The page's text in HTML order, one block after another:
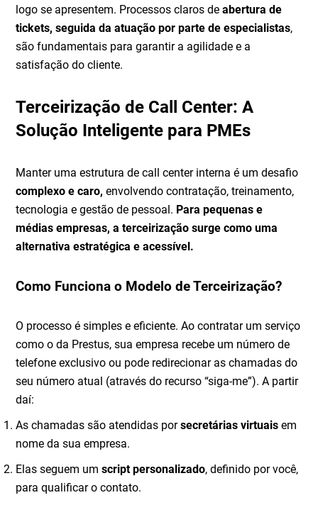
logo se apresentem. Processos claros deabertura de
tickets, seguida da atuação por parte de especialistas,
são fundamentais para garantir a agilidade e a
satisfação do cliente.
Terceirização de Call Center: A
Solução Inteligente para PMEs
Manter uma estrutura de call center interna é um desafio
complexo e caro, envolvendo contratação, treinamento,
tecnologia e gestão de pessoal. Para pequenas e
médias empresas, a terceirização surge como uma
alternativa estratégica e acessível.
Como Funciona o Modelo de Terceirização?
O processo é simples e eficiente. Ao contratar um serviço
como o da Prestus, sua empresa recebe um número de
telefone exclusivo ou pode redirecionar as chamadas do
seu número atual (através do recurso “siga-me”). A partir
daí:
As chamadas são atendidas porsecretárias virtuais em
nome da sua empresa.
Elas seguem umscript personalizado, definido por você,
para qualificar o contato.